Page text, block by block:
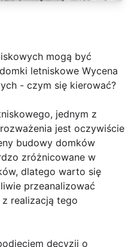
mogą być
letniskowe Wycena
- czym się kierować?
jednym z
jest oczywiście
budowy domków
zróżnicowane w
dlatego warto się
przeanalizować
realizacją tego
decyzji o